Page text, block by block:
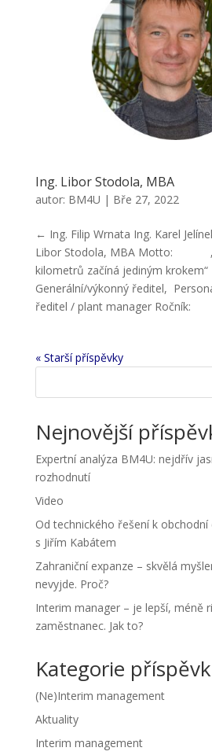
Ing. Libor Stodola, MBA
autor: BM4U | Bře 27, 2022
← Ing. Filip Wrnata Ing. Karel
Libor Stodola, MBA Motto:
kilometrů začíná jediným
Generální/výkonný ředitel,
ředitel / plant manager
« Starší příspěvky
Nejnovější
Expertní analýza BM4U: nejdřív
rozhodnutí
Video
Od technického řešení k
s Jiřím Kabátem
Zahraniční expanze – skvělá
nevyjde. Proč?
Interim manager – je lepší, méně
zaměstnanec. Jak to?
Kategorie
(Ne)Interim management
Aktuality
Interim management